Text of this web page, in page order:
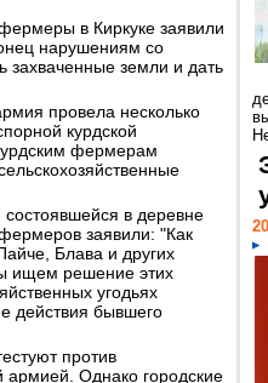
в Киркуке заявили
нарушениям со
захваченные земли и дать
провела несколько
курдской
фермерам
в деревне
заявили: "Как
Блава и других
ищем решение этих
угодьях
действия бывшего
против
армией. Однако городские